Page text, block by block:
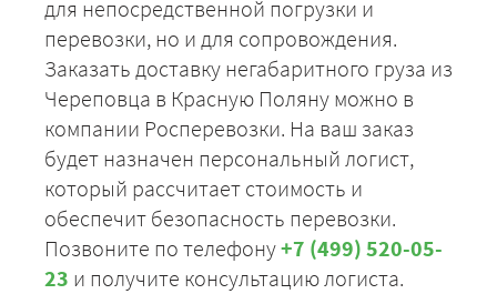
для непосредственной погрузки и
перевозки, но и для сопровождения.
Заказать доставку негабаритного груза из
Череповца в Красную Поляну можно в
компании Росперевозки. На ваш заказ
будет назначен персональный логист,
который рассчитает стоимость и
обеспечит безопасность перевозки.
Позвоните по телефону+7 (499) 520-05-
23 и получите консультацию логиста.